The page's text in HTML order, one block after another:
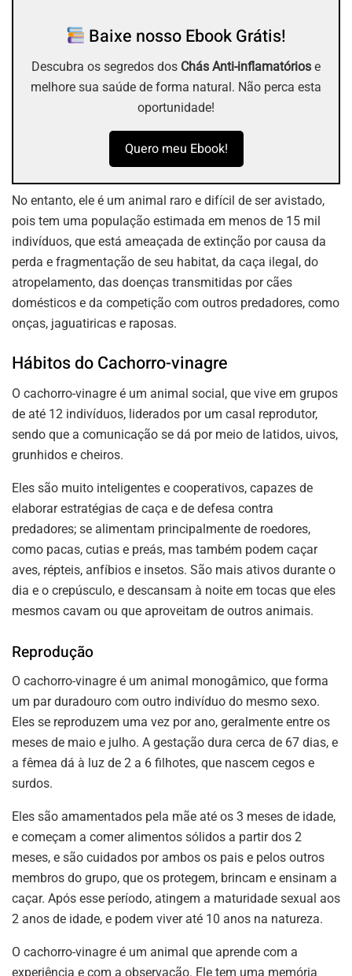
Baixe nosso Ebook Grátis!
Descubra os segredos dos Chás Anti-inflamatórios e
melhore sua saúde de forma natural. Não perca esta
oportunidade!
Quero meu Ebook!
No entanto, ele é um animal raro e difícil de ser avistado,
pois tem uma população estimada em menos de 15 mil
indivíduos, que está ameaçada de extinção por causa da
perda e fragmentação de seu habitat, da caça ilegal, do
atropelamento, das doenças transmitidas por cães
domésticos e da competição com outros predadores, como
onças, jaguatiricas e raposas.
Hábitos do Cachorro-vinagre
O cachorro-vinagre é um animal social, que vive em grupos
de até 12 indivíduos, liderados por um casal reprodutor,
sendo que a comunicação se dá por meio de latidos, uivos,
grunhidos e cheiros.
Eles são muito inteligentes e cooperativos, capazes de
elaborar estratégias de caça e de defesa contra
predadores; se alimentam principalmente de roedores,
como pacas, cutias e preás, mas também podem caçar
aves, répteis, anfíbios e insetos. São mais ativos durante o
dia e o crepúsculo, e descansam à noite em tocas que eles
mesmos cavam ou que aproveitam de outros animais.
Reprodução
O cachorro-vinagre é um animal monogâmico, que forma
um par duradouro com outro indivíduo do mesmo sexo.
Eles se reproduzem uma vez por ano, geralmente entre os
meses de maio e julho. A gestação dura cerca de 67 dias, e
a fêmea dá à luz de 2 a 6 filhotes, que nascem cegos e
surdos.
Eles são amamentados pela mãe até os 3 meses de idade,
e começam a comer alimentos sólidos a partir dos 2
meses, e são cuidados por ambos os pais e pelos outros
membros do grupo, que os protegem, brincam e ensinam a
caçar. Após esse período, atingem a maturidade sexual aos
2 anos de idade, e podem viver até 10 anos na natureza.
O cachorro-vinagre é um animal que aprende com a
experiência e com a observação. Ele tem uma memória